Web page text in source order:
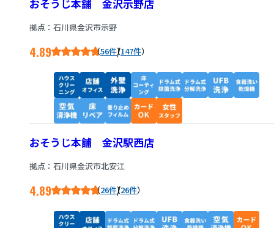
おそうじ本舗 金沢示野店
拠点：石川県金沢市示野
4.89 56件/147件
おそうじ本舗 金沢駅西店
拠点：石川県金沢市北安江
4.89 26件/26件